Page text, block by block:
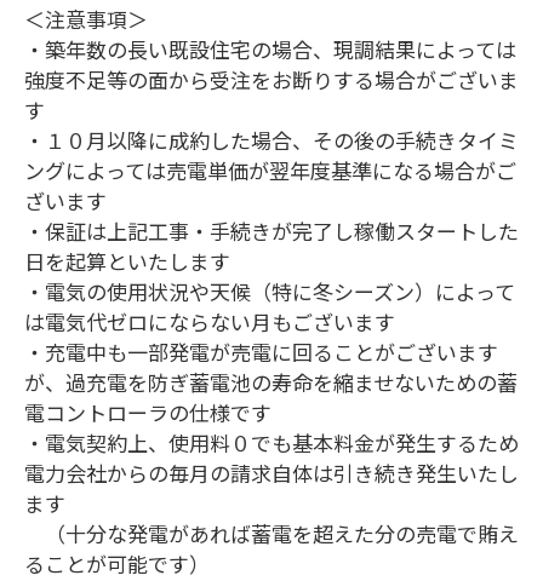
＜注意事項＞
・築年数の長い既設住宅の場合、現調結果によっては
強度不足等の面から受注をお断りする場合がございま
す
・１０月以降に成約した場合、その後の手続きタイミ
ングによっては売電単価が翌年度基準になる場合がご
ざいます
・保証は上記工事・手続きが完了し稼働スタートした
日を起算といたします
・電気の使用状況や天候（特に冬シーズン）によって
は電気代ゼロにならない月もございます
・充電中も一部発電が売電に回ることがございます
が、過充電を防ぎ蓄電池の寿命を縮ませないための蓄
電コントローラの仕様です
・電気契約上、使用料０でも基本料金が発生するため
電力会社からの毎月の請求自体は引き続き発生いたし
ます
（十分な発電があれば蓄電を超えた分の売電で賄え
ることが可能です）